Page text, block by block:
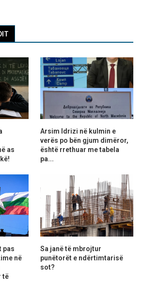
as
Arsim Idrizi në kulmin e
verës po bën gjum dimëror,
është rrethuar me tabela
pa...
pas
në
të
Sa janë të mbrojtur
punëtorët e ndërtimtarisë
sot?